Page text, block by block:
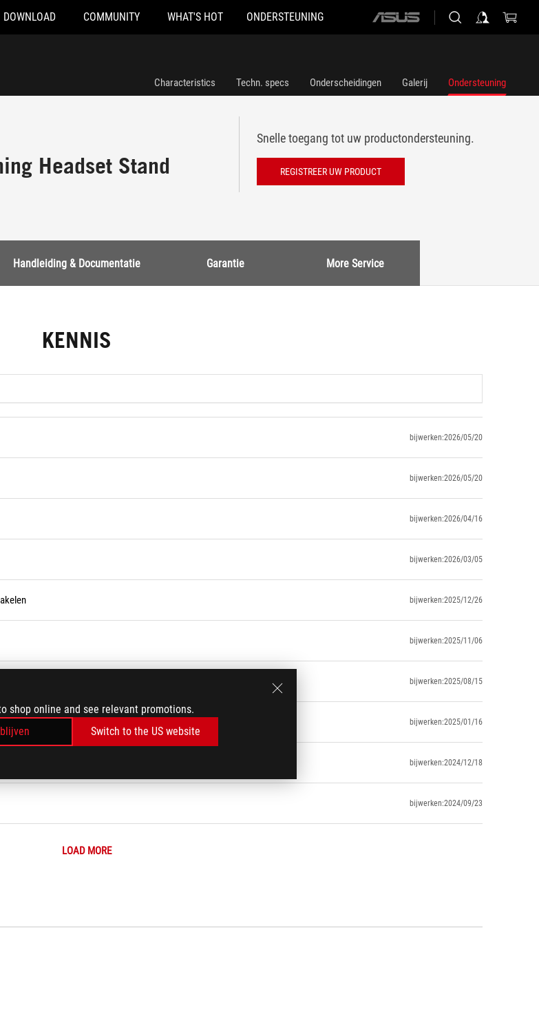
shop online and see relevant promotions.
Switch to the US website
DOWNLOAD COMMUNITY WHAT'S HOT ONDERSTEUNING
ASUS
Characteristics Techn. specs Onderscheidingen Galerij Ondersteuning
Headset Stand
Snelle toegang tot uw productondersteuning.
REGISTREER UW PRODUCT
Handleiding & Documentatie Garantie More Service
KENNIS
bijwerken:2026/05/20
bijwerken:2026/05/20
bijwerken:2026/04/16
bijwerken:2026/03/05
bijwerken:2025/12/26
bijwerken:2025/11/06
bijwerken:2025/08/15
bijwerken:2025/01/16
bijwerken:2024/12/18
bijwerken:2024/09/23
LOAD MORE